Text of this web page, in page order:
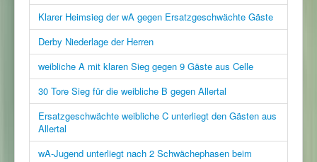
Klarer Heimsieg der wA gegen Ersatzgeschwächte Gäste
Derby Niederlage der Herren
weibliche A mit klaren Sieg gegen 9 Gäste aus Celle
30 Tore Sieg für die weibliche B gegen Allertal
Ersatzgeschwächte weibliche C unterliegt den Gästen aus
Allertal
wA-Jugend unterliegt nach 2 Schwächephasen beim